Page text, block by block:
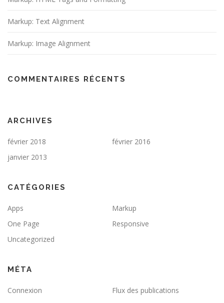
Markup: Text Alignment
Markup: Image Alignment
COMMENTAIRES RÉCENTS
ARCHIVES
février 2018
février 2016
janvier 2013
CATÉGORIES
Apps
Markup
One Page
Responsive
Uncategorized
MÉTA
Connexion
Flux des publications